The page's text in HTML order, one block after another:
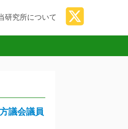
研究所について
議会議員